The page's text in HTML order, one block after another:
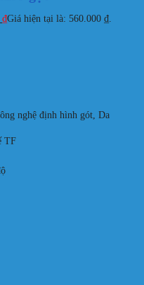
₫Giá hiện tại là: 560.000 ₫.
nghệ định hình gót, Da
TF